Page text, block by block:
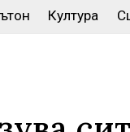
Култура